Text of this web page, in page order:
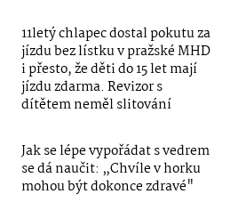
11letý chlapec dostal pokutu za
jízdu bez lístku v pražské MHD
i přesto, že děti do 15 let mají
jízdu zdarma. Revizor s
dítětem neměl slitování
Jak se lépe vypořádat s vedrem
se dá naučit: „Chvíle v horku
mohou být dokonce zdravé"